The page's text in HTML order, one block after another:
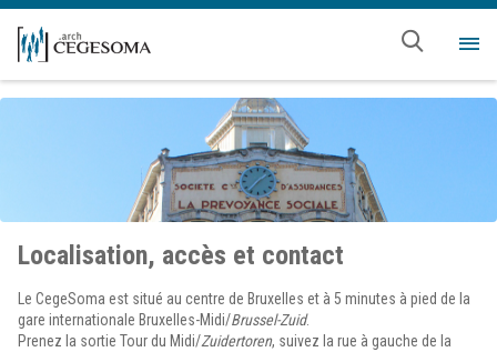
Aller au contenu principal
Localisation, accès et contact
Le CegeSoma est situé au centre de Bruxelles et à 5 minutes à pied de la
gare internationale Bruxelles-Midi/Brussel-Zuid.
Prenez la sortie Tour du Midi/Zuidertoren, suivez la rue à gauche de la